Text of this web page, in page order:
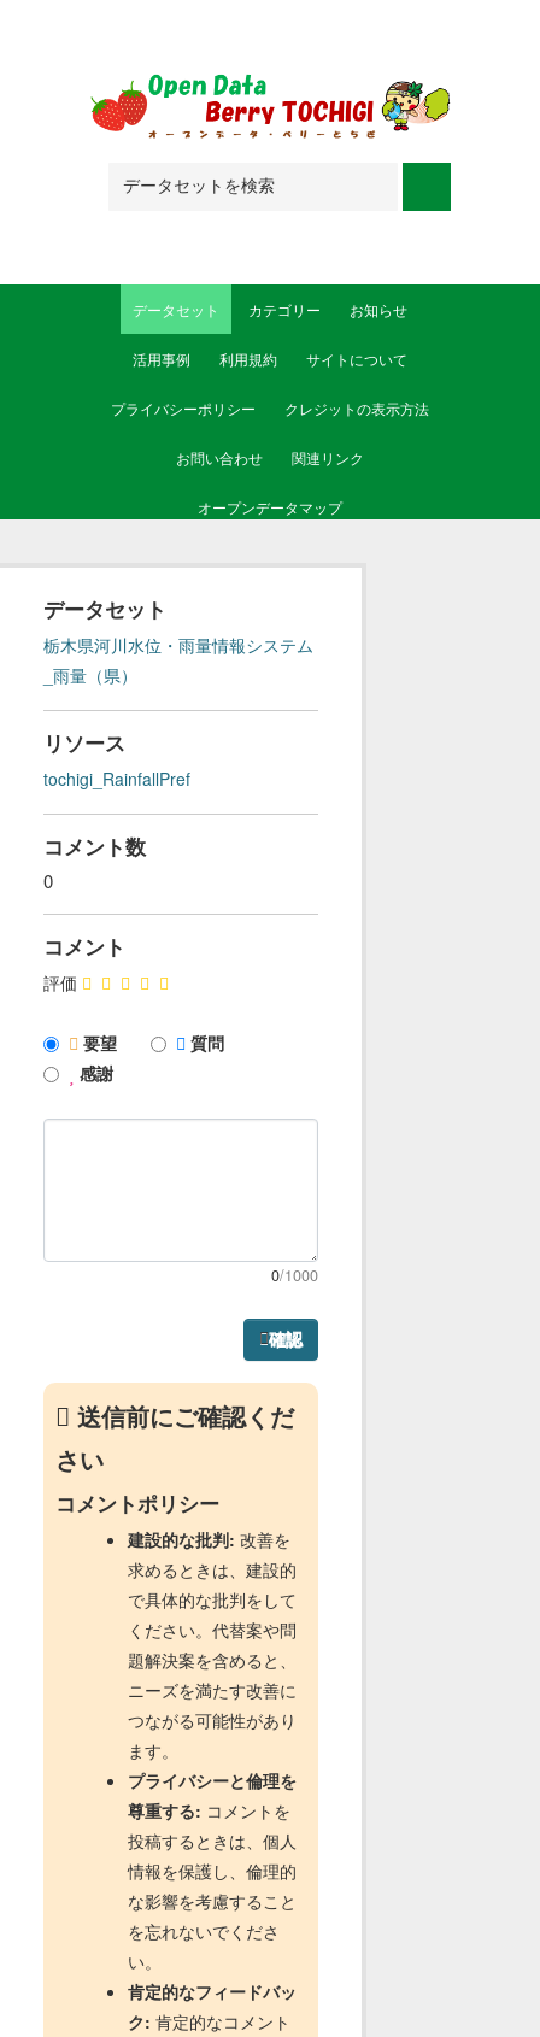
データセット カテゴリー お知らせ
活用事例 利用規約 サイトについて
プライバシーポリシー クレジットの表示方法
お問い合わせ 関連リンク
オープンデータマップ
データセット
栃木県河川水位・雨量情報システム
_雨量（県）
リソース
tochigi_RainfallPref
コメント数
0
コメント
評価
要望
質問
感謝
0/1000
確認
送信前にご確認くだ
さい
コメントポリシー
建設的な批判: 改善を
求めるときは、建設的
で具体的な批判をして
ください。代替案や問
題解決案を含めると、
ニーズを満たす改善に
つながる可能性があり
ます。
プライバシーと倫理を
尊重する: コメントを
投稿するときは、個人
情報を保護し、倫理的
な影響を考慮すること
を忘れないでくださ
い。
肯定的なフィードバッ
ク: 肯定的なコメント